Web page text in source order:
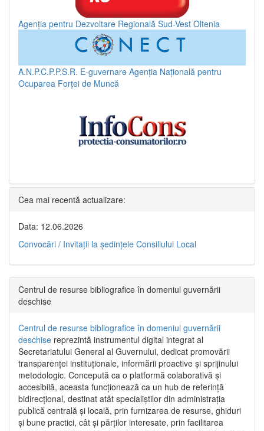
Agenția pentru Dezvoltare Regională Sud-Vest Oltenia
A.N.P.C.P.P.S.R. E-guvernare Agenția Națională pentru
Ocuparea Forței de Muncă
Cea mai recentă actualizare:
Data: 12.06.2026
Convocări / Invitaţii la şedinţele Consiliului Local
Centrul de resurse bibliografice în domeniul guvernării
deschise
Centrul de resurse bibliografice în domeniul guvernării
deschise reprezintă instrumentul digital integrat al
Secretariatului General al Guvernului, dedicat promovării
transparenței instituționale, informării proactive și sprijinului
metodologic. Concepută ca o platformă colaborativă și
accesibilă, aceasta funcționează ca un hub de referință
bidirecțional, destinat atât specialiștilor din administrația
publică centrală și locală, prin furnizarea de resurse, ghiduri
și bune practici, cât și părților interesate, prin facilitarea